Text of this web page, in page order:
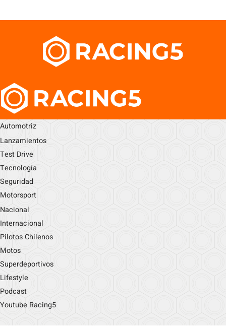
Automotriz
Lanzamientos
Test Drive
Tecnología
Seguridad
Motorsport
Nacional
Internacional
Pilotos Chilenos
Motos
Superdeportivos
Lifestyle
Podcast
Youtube Racing5